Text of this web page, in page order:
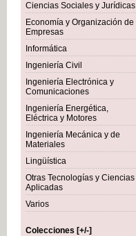
Ciencias Sociales y Jurídicas
Economía y Organización de
Empresas
Informática
Ingeniería Civil
Ingeniería Electrónica y
Comunicaciones
Ingeniería Energética,
Eléctrica y Motores
Ingeniería Mecánica y de
Materiales
Lingüística
Otras Tecnologías y Ciencias
Aplicadas
Varios
Colecciones [+/-]